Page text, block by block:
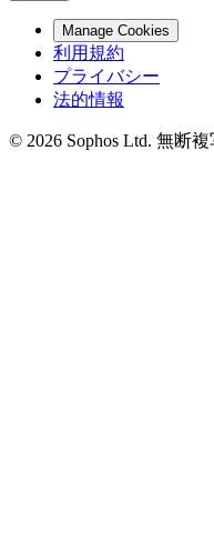
Manage Cookies
利用規約
プライバシー
法的情報
© 2026 Sophos Ltd. 無断